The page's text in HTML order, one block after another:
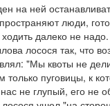
на ней
люди,
далеко не
лосося так, что
"Мы квоты не
пуговицы, к
не глупый, его не